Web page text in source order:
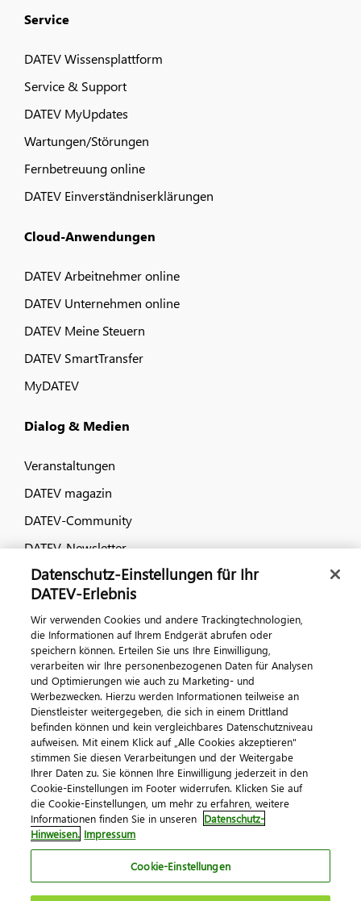
Service
DATEV Wissensplattform
Service & Support
DATEV MyUpdates
Wartungen/Störungen
Fernbetreuung online
DATEV Einverständniserklärungen
Cloud-Anwendungen
DATEV Arbeitnehmer online
DATEV Unternehmen online
DATEV Meine Steuern
DATEV SmartTransfer
MyDATEV
Dialog & Medien
Veranstaltungen
DATEV magazin
DATEV-Community
DATEV-Newsletter
Kontaktieren Sie uns
© 2026 DATEV eG
ImpressumDatenschutzAGB Kontakt
Cookie-Einstellungen
Datenschutz-Einstellungen für Ihr
DATEV-Erlebnis
Wir verwenden Cookies und andere Trackingtechnologien,
die Informationen auf Ihrem Endgerät abrufen oder
speichern können. Erteilen Sie uns Ihre Einwilligung,
verarbeiten wir Ihre personenbezogenen Daten für Analysen
und Optimierungen wie auch zu Marketing- und
Werbezwecken. Hierzu werden Informationen teilweise an
Dienstleister weitergegeben, die sich in einem Drittland
befinden können und kein vergleichbares Datenschutzniveau
aufweisen. Mit einem Klick auf „Alle Cookies akzeptieren"
stimmen Sie diesen Verarbeitungen und der Weitergabe
Ihrer Daten zu. Sie können Ihre Einwilligung jederzeit in den
Cookie-Einstellungen im Footer widerrufen. Klicken Sie auf
die Cookie-Einstellungen, um mehr zu erfahren, weitere
Informationen finden Sie in unseren Datenschutz-
Hinweisen. Impressum
Cookie-Einstellungen